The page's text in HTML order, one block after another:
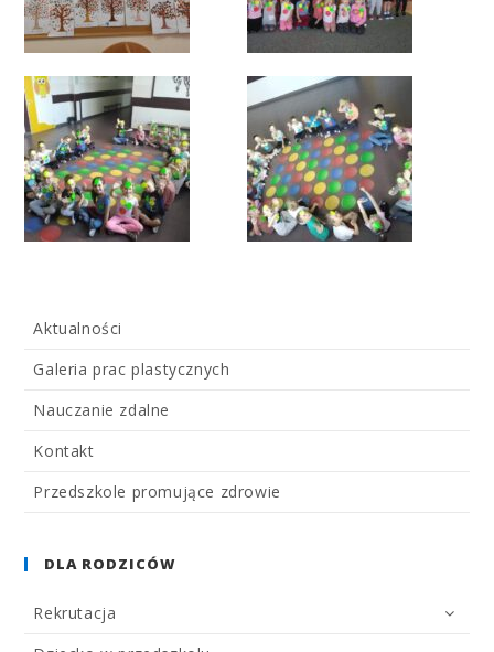
Aktualności
Galeria prac plastycznych
Nauczanie zdalne
Kontakt
Przedszkole promujące zdrowie
DLA RODZICÓW
Rekrutacja